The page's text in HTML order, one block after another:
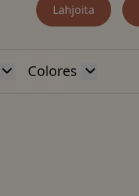
Lahjoita
Colores